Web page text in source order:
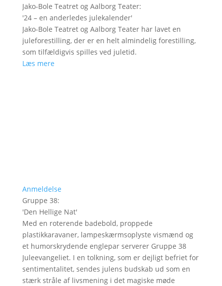
Jako-Bole Teatret og Aalborg Teater:
'24 – en anderledes julekalender'
Jako-Bole Teatret og Aalborg Teater har lavet en
juleforestilling, der er en helt almindelig forestilling,
som tilfældigvis spilles ved juletid.
Læs mere
Anmeldelse
Gruppe 38:
'Den Hellige Nat'
Med en roterende badebold, proppede
plastikkaravaner, lampeskærmsoplyste vismænd og
et humorskrydende englepar serverer Gruppe 38
Juleevangeliet. I en tolkning, som er dejligt befriet for
sentimentalitet, sendes julens budskab ud som en
stærk stråle af livsmening i det magiske møde